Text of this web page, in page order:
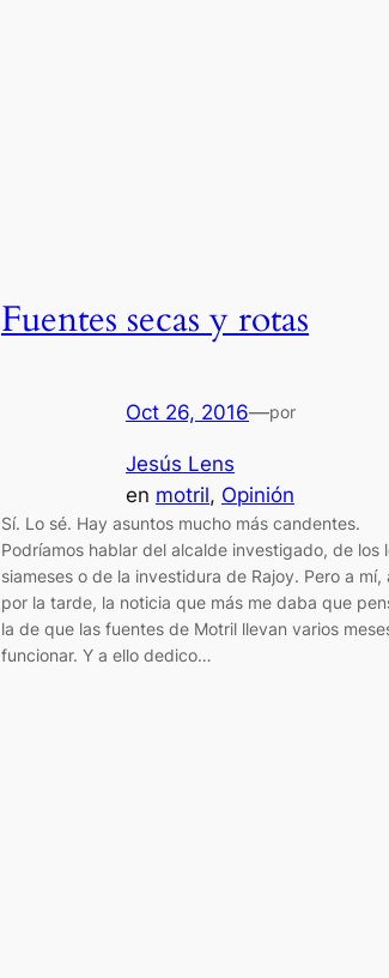
Fuentes secas y rotas
Oct 26, 2016—por
Jesús Lens
en motril, Opinión
Sí. Lo sé. Hay asuntos mucho más candentes.
Podríamos hablar del alcalde investigado, de los
siameses o de la investidura de Rajoy. Pero a mí,
por la tarde, la noticia que más me daba que
la de que las fuentes de Motril llevan varios
funcionar. Y a ello dedico…